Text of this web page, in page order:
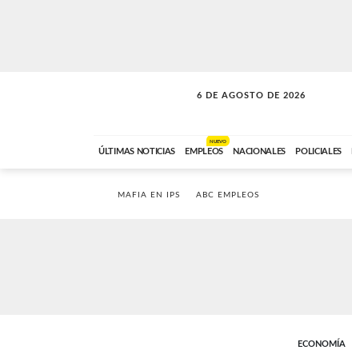
6 DE AGOSTO DE 2026
SOLO MÚSICA
ÚLTIMAS NOTICIAS EMPLEOS
NUEVO
NACIONALES POLICIALES
MAFIA EN IPS ABC EMPLEOS
ECONOMÍA